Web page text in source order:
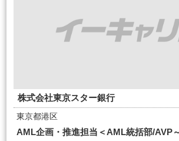
株式会社東京スター銀行
東京都港区
AML企画・推進担当＜AML統括部/AVP